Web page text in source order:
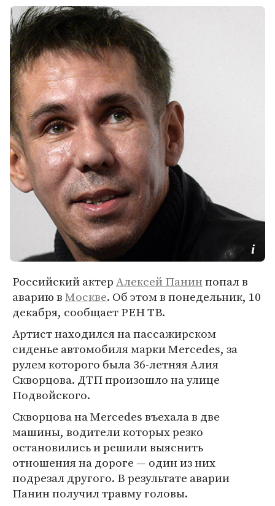
Российский актерАлексей Панинпопал в
аварию вМоскве. Об этом в понедельник, 10
декабря, сообщает РЕН ТВ.
Артист находился на пассажирском
сиденье автомобиля марки Mercedes, за
рулем которого была 36-летняя Алия
Скворцова. ДТП произошло на улице
Подвойского.
Скворцова на Mercedes въехала в две
машины, водители которых резко
остановились и решили выяснить
отношения на дороге — один из них
подрезал другого. В результате аварии
Панин получил травму головы.